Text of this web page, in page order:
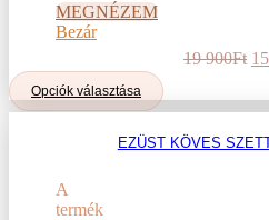
MEGNÉZEM
Bezár
19 900Ft
19
Opciók választása
Ennek
a
több
EZÜST KÖVES
A
termék